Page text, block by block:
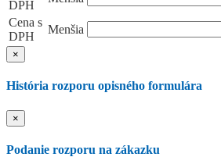
DPH
Cena s
DPH
Menšia
×
História rozporu opisného formulára
×
Podanie rozporu na zákazku